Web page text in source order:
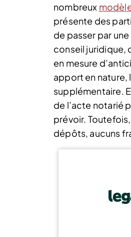
nombreux
présente des
de passer par
conseil juridique,
en mesure
apport en nature,
supplémentaire.
de l’acte notarié
prévoir.
dépôts, aucuns